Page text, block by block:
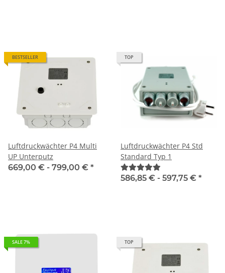
BESTSELLER
Luftdruckwächter P4 Multi
UP Unterputz
669,00 € - 799,00 € *
TOP
Luftdruckwächter P4 Std
Standard Typ 1
586,85 € - 597,75 € *
SALE 7% TOP